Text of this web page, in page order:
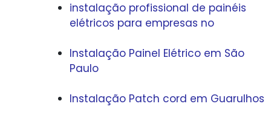
instalação profissional de painéis
elétricos para empresas no
Instalação Painel Elétrico em São
Paulo
Instalação Patch cord em Guarulhos